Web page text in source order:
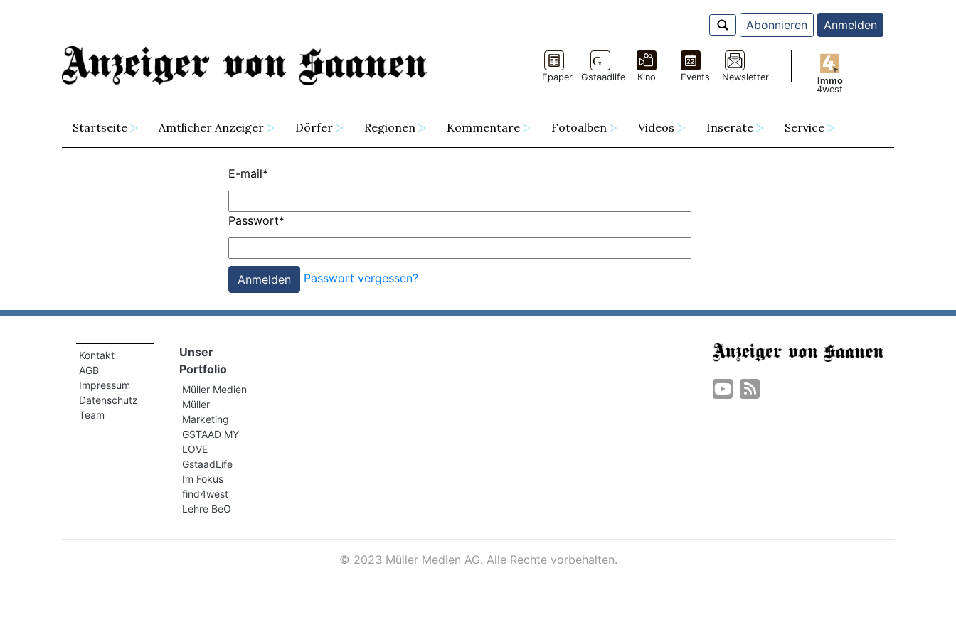
Abonnieren Anmelden
Epaper Gstaadlife Kino Events Newsletter
Immo
4west
Startseite Amtlicher Anzeiger Dörfer Regionen Kommentare Fotoalben Videos Inserate Service
E-mail*
Passwort*
Passwort vergessen?
Kontakt
AGB
Impressum
Datenschutz
Team
Unser
Portfolio
Müller Medien
Müller
Marketing
GSTAAD MY
LOVE
GstaadLife
Im Fokus
find4west
Lehre BeO
© 2023 Müller Medien AG. Alle Rechte vorbehalten.